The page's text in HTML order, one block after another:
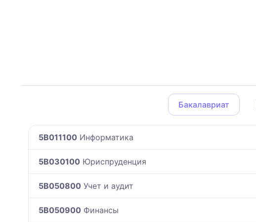
Бакалавриат
5B011100 Информатика
5B030100 Юриспруденция
5B050800 Учет и аудит
5B050900 Финансы